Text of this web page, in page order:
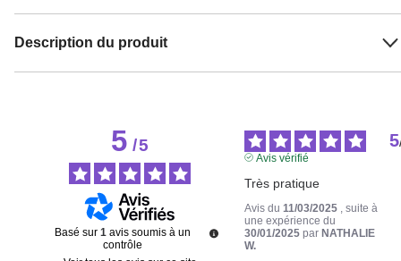
Description du produit
5/5
Basé sur 1 avis soumis à un
contrôle
5
Avis vérifié
Très pratique
Avis du 11/03/2025
, suite à
une expérience du
30/01/2025 parNATHALIE
W.